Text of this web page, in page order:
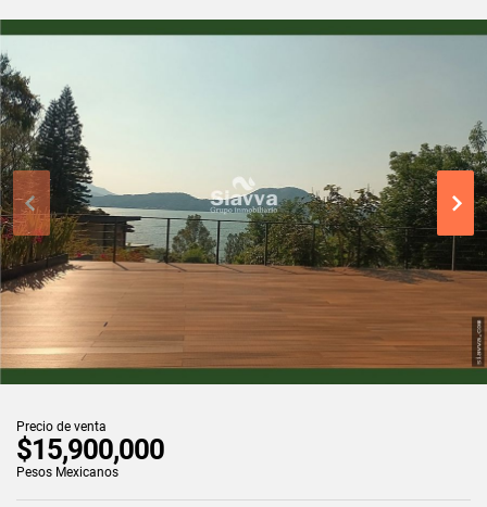
Precio de venta
$15,900,000
Pesos Mexicanos